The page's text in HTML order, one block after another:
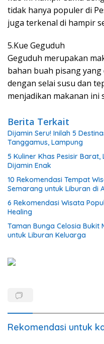
tidak hanya populer di
juga terkenal di hampir
5.Kue Geguduh
Geguduh merupakan
bahan buah pisang
dengan selai susu dan
menjadikan makanan ini
Berita Terkait
Dijamin Seru! Inilah 5
Tanggamus, Lampung
5 Kuliner Khas Pesisir
Dijamin Enak
10 Rekomendasi Tempat
Semarang untuk Liburan di
6 Rekomendasi Wisata
Healing
Taman Bunga Celosia Bukit
untuk Liburan Keluarga
Rekomendasi untuk